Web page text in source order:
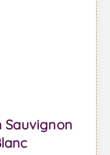
Sauvignon